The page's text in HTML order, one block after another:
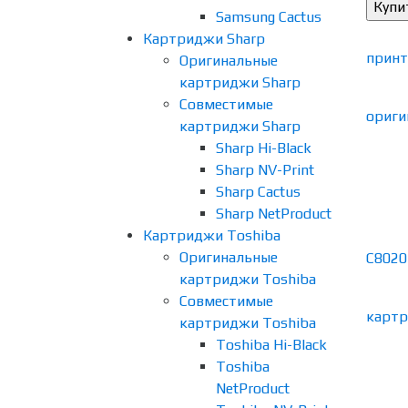
Samsung Cactus
Картриджи Sharp
Оригинальные
картриджи Sharp
Совместимые
картриджи Sharp
Sharp Hi-Black
Sharp NV-Print
Sharp Cactus
Sharp NetProduct
Картриджи Toshiba
Оригинальные
картриджи Toshiba
Совместимые
картриджи Toshiba
Toshiba Hi-Black
Toshiba
NetProduct